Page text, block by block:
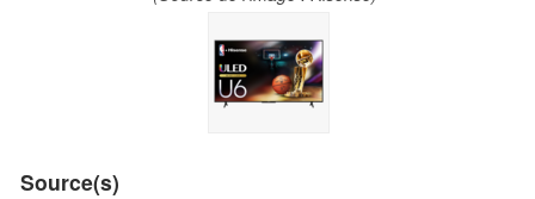
Source(s)